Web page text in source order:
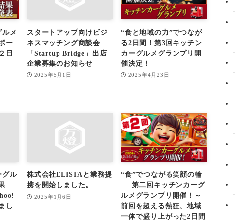
ルメ
ー
日
スタートアップ向けビジ
ネスマッチング商談会
「Startup Bridge」出店
企業募集のお知らせ
2025年5月1日
“食と地域の力”でつなが
る2日間！第3回キッチン
カーグルメグランプリ開
催決定！
2025年4月23日
グル
し
株式会社ELISTAと業務提
携を開始しました。
2025年1月6日
“食”でつながる笑顔の輪
──第二回キッチンカーグ
ルメグランプリ開催！～
前回を超える熱狂、地域
一体で盛り上がった2日間